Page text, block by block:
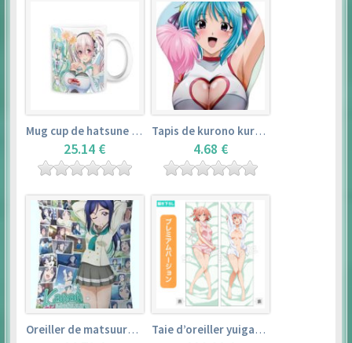
Mug cup de hatsune miku & super sonico – vocaloid
25.14 €
Tapis de kurono kurumu – rosario + vampire
4.68 €
Oreiller de matsuura kanan (35cm×53cm) – love live! sunshine!! Taie d’oreiller yuigahama yui (50cm×150cm) – yahari ore no seishun love comedy wa machigatteiru. zoku